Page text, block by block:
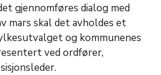
gjennomføres dialog med
mars skal det avholdes et
og kommunenes
ved ordfører,